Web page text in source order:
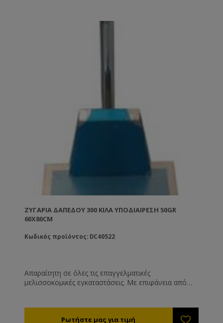
ΖΥΓΑΡΙΆ ΔΑΠΈΔΟΥ 300 ΚΙΛΆ ΥΠΟΔΙΑΊΡΕΣΗ 50GR
60Χ80CM
Κωδικός προϊόντος: DC40522
Απαραίτητη σε όλες τις επαγγελματικές
μελισσοκομικές εγκαταστάσεις. Με επιφάνεια από